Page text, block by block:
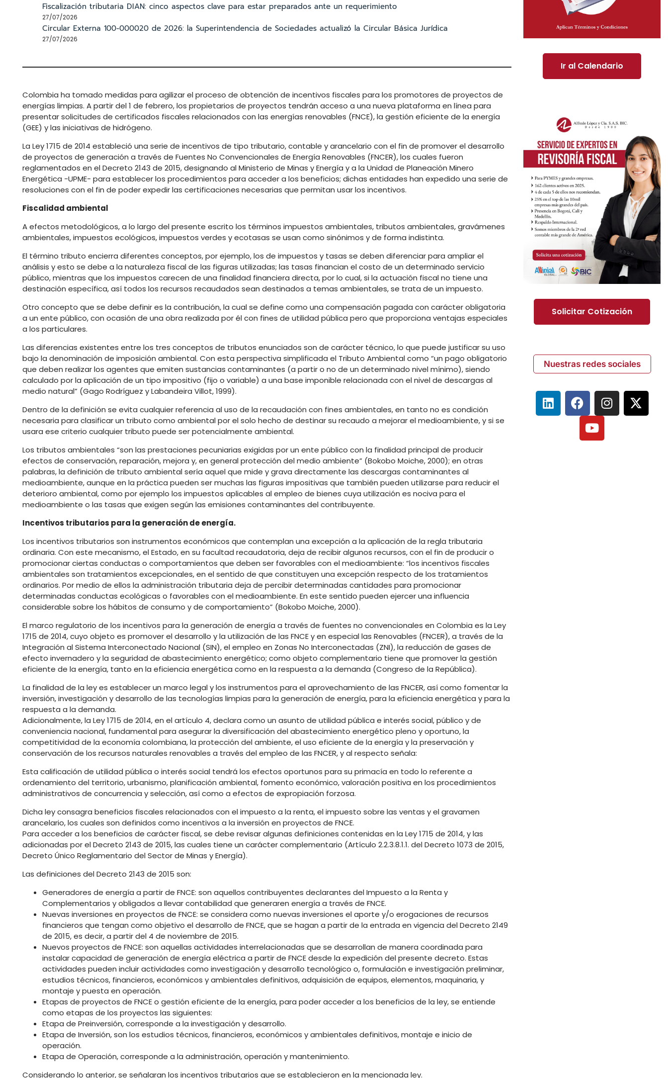
Fiscalización tributaria DIAN: cinco aspectos clave para estar preparados ante un requerimiento
27/07/2026
Circular Externa 100-000020 de 2026: la Superintendencia de Sociedades actualizó la Circular Básica Jurídica
27/07/2026
Colombia ha tomado medidas para agilizar el proceso de obtención de incentivos fiscales para los promotores de proyectos de
energías limpias. A partir del 1 de febrero, los propietarios de proyectos tendrán acceso a una nueva plataforma en línea para
presentar solicitudes de certificados fiscales relacionados con las energías renovables (FNCE), la gestión eficiente de la energía
(GEE) y las iniciativas de hidrógeno.
La Ley 1715 de 2014 estableció una serie de incentivos de tipo tributario, contable y arancelario con el fin de promover el desarrollo
de proyectos de generación a través de Fuentes No Convencionales de Energía Renovables (FNCER), los cuales fueron
reglamentados en el Decreto 2143 de 2015, designando al Ministerio de Minas y Energía y a la Unidad de Planeación Minero
Energética -UPME- para establecer los procedimientos para acceder a los beneficios; dichas entidades han expedido una serie de
resoluciones con el fin de poder expedir las certificaciones necesarias que permitan usar los incentivos.
Fiscalidad ambiental
A efectos metodológicos, a lo largo del presente escrito los términos impuestos ambientales, tributos ambientales, gravámenes
ambientales, impuestos ecológicos, impuestos verdes y ecotasas se usan como sinónimos y de forma indistinta.
El término tributo encierra diferentes conceptos, por ejemplo, los de impuestos y tasas se deben diferenciar para ampliar el
análisis y esto se debe a la naturaleza fiscal de las figuras utilizadas; las tasas financian el costo de un determinado servicio
público, mientras que los impuestos carecen de una finalidad financiera directa, por lo cual, si la actuación fiscal no tiene una
destinación específica, así todos los recursos recaudados sean destinados a temas ambientales, se trata de un impuesto.
Otro concepto que se debe definir es la contribución, la cual se define como una compensación pagada con carácter obligatoria
a un ente público, con ocasión de una obra realizada por él con fines de utilidad pública pero que proporciona ventajas especiales
a los particulares.
Las diferencias existentes entre los tres conceptos de tributos enunciados son de carácter técnico, lo que puede justificar su uso
bajo la denominación de imposición ambiental. Con esta perspectiva simplificada el Tributo Ambiental como “un pago obligatorio
que deben realizar los agentes que emiten sustancias contaminantes (a partir o no de un determinado nivel mínimo), siendo
calculado por la aplicación de un tipo impositivo (fijo o variable) a una base imponible relacionada con el nivel de descargas al
medio natural” (Gago Rodríguez y Labandeira Villot, 1999).
Dentro de la definición se evita cualquier referencia al uso de la recaudación con fines ambientales, en tanto no es condición
necesaria para clasificar un tributo como ambiental por el solo hecho de destinar su recaudo a mejorar el medioambiente, y si se
usara ese criterio cualquier tributo puede ser potencialmente ambiental.
Los tributos ambientales “son las prestaciones pecuniarias exigidas por un ente público con la finalidad principal de producir
efectos de conservación, reparación, mejora y, en general protección del medio ambiente” (Bokobo Moiche, 2000); en otras
palabras, la definición de tributo ambiental sería aquel que mide y grava directamente las descargas contaminantes al
medioambiente, aunque en la práctica pueden ser muchas las figuras impositivas que también pueden utilizarse para reducir el
deterioro ambiental, como por ejemplo los impuestos aplicables al empleo de bienes cuya utilización es nociva para el
medioambiente o las tasas que exigen según las emisiones contaminantes del contribuyente.
Incentivos tributarios para la generación de energía.
Los incentivos tributarios son instrumentos económicos que contemplan una excepción a la aplicación de la regla tributaria
ordinaria. Con este mecanismo, el Estado, en su facultad recaudatoria, deja de recibir algunos recursos, con el fin de producir o
promocionar ciertas conductas o comportamientos que deben ser favorables con el medioambiente: “los incentivos fiscales
ambientales son tratamientos excepcionales, en el sentido de que constituyen una excepción respecto de los tratamientos
ordinarios. Por medio de ellos la administración tributaria deja de percibir determinadas cantidades para promocionar
determinadas conductas ecológicas o favorables con el medioambiente. En este sentido pueden ejercer una influencia
considerable sobre los hábitos de consumo y de comportamiento” (Bokobo Moiche, 2000).
El marco regulatorio de los incentivos para la generación de energía a través de fuentes no convencionales en Colombia es la Ley
1715 de 2014, cuyo objeto es promover el desarrollo y la utilización de las FNCE y en especial las Renovables (FNCER), a través de la
Integración al Sistema Interconectado Nacional (SIN), el empleo en Zonas No Interconectadas (ZNI), la reducción de gases de
efecto invernadero y la seguridad de abastecimiento energético; como objeto complementario tiene que promover la gestión
eficiente de la energía, tanto en la eficiencia energética como en la respuesta a la demanda (Congreso de la República).
La finalidad de la ley es establecer un marco legal y los instrumentos para el aprovechamiento de las FNCER, así como fomentar la
inversión, investigación y desarrollo de las tecnologías limpias para la generación de energía, para la eficiencia energética y para la
respuesta a la demanda.
Adicionalmente, la Ley 1715 de 2014, en el artículo 4, declara como un asunto de utilidad pública e interés social, público y de
conveniencia nacional, fundamental para asegurar la diversificación del abastecimiento energético pleno y oportuno, la
competitividad de la economía colombiana, la protección del ambiente, el uso eficiente de la energía y la preservación y
conservación de los recursos naturales renovables a través del empleo de las FNCER, y al respecto señala:
Esta calificación de utilidad pública o interés social tendrá los efectos oportunos para su primacía en todo lo referente a
ordenamiento del territorio, urbanismo, planificación ambiental, fomento económico, valoración positiva en los procedimientos
administrativos de concurrencia y selección, así como a efectos de expropiación forzosa.
Dicha ley consagra beneficios fiscales relacionados con el impuesto a la renta, el impuesto sobre las ventas y el gravamen
arancelario, los cuales son definidos como incentivos a la inversión en proyectos de FNCE.
Para acceder a los beneficios de carácter fiscal, se debe revisar algunas definiciones contenidas en la Ley 1715 de 2014, y las
adicionadas por el Decreto 2143 de 2015, las cuales tiene un carácter complementario (Artículo 2.2.3.8.1.1. del Decreto 1073 de 2015,
Decreto Único Reglamentario del Sector de Minas y Energía).
Las definiciones del Decreto 2143 de 2015 son:
Generadores de energía a partir de FNCE: son aquellos contribuyentes declarantes del Impuesto a la Renta y
Complementarios y obligados a llevar contabilidad que generaren energía a través de FNCE.
Nuevas inversiones en proyectos de FNCE: se considera como nuevas inversiones el aporte y/o erogaciones de recursos
financieros que tengan como objetivo el desarrollo de FNCE, que se hagan a partir de la entrada en vigencia del Decreto 2149
de 2015, es decir, a partir del 4 de noviembre de 2015.
Nuevos proyectos de FNCE: son aquellas actividades interrelacionadas que se desarrollan de manera coordinada para
instalar capacidad de generación de energía eléctrica a partir de FNCE desde la expedición del presente decreto. Estas
actividades pueden incluir actividades como investigación y desarrollo tecnológico o, formulación e investigación preliminar,
estudios técnicos, financieros, económicos y ambientales definitivos, adquisición de equipos, elementos, maquinaria, y
montaje y puesta en operación.
Etapas de proyectos de FNCE o gestión eficiente de la energía, para poder acceder a los beneficios de la ley, se entiende
como etapas de los proyectos las siguientes:
Etapa de Preinversión, corresponde a la investigación y desarrollo.
Etapa de Inversión, son los estudios técnicos, financieros, económicos y ambientales definitivos, montaje e inicio de
operación.
Etapa de Operación, corresponde a la administración, operación y mantenimiento.
Considerando lo anterior, se señalaran los incentivos tributarios que se establecieron en la mencionada ley.
Ir al Calendario
Solicitar Cotización
Nuestras redes sociales